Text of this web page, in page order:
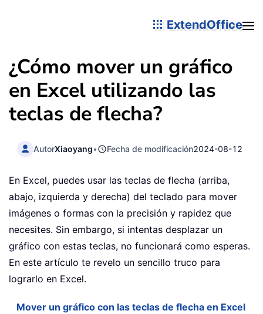
ExtendOffice
¿Cómo mover un gráfico
en Excel utilizando las
teclas de flecha?
AutorXiaoyang• Fecha de modificación2024-08-12
En Excel, puedes usar las teclas de flecha (arriba,
abajo, izquierda y derecha) del teclado para mover
imágenes o formas con la precisión y rapidez que
necesites. Sin embargo, si intentas desplazar un
gráfico con estas teclas, no funcionará como esperas.
En este artículo te revelo un sencillo truco para
lograrlo en Excel.
Mover un gráfico con las teclas de flecha en Excel